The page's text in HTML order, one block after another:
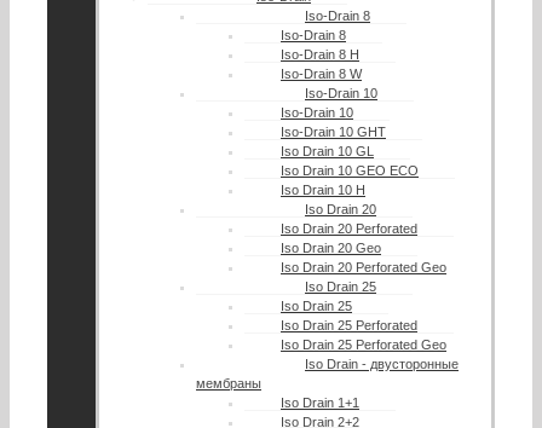
Iso-Drain 8
Iso-Drain 8
Iso-Drain 8 Н
Iso-Drain 8 W
Iso-Drain 10
Iso-Drain 10
Iso-Drain 10 GHT
Iso Drain 10 GL
Iso Drain 10 GEO ECO
Iso Drain 10 H
Iso Drain 20
Iso Drain 20 Perforated
Iso Drain 20 Geo
Iso Drain 20 Perforated Geo
Iso Drain 25
Iso Drain 25
Iso Drain 25 Perforated
Iso Drain 25 Perforated Geo
Iso Drain - двусторонные
мембраны
Iso Drain 1+1
Iso Drain 2+2